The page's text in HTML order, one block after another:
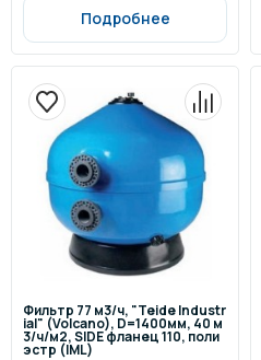
Подробнее
Фильтр 77 м3/ч, "Teide Industr
ial" (Volcano), D=1400мм, 40 м
3/ч/м2, SIDE фланец 110, поли
эстр (IML)